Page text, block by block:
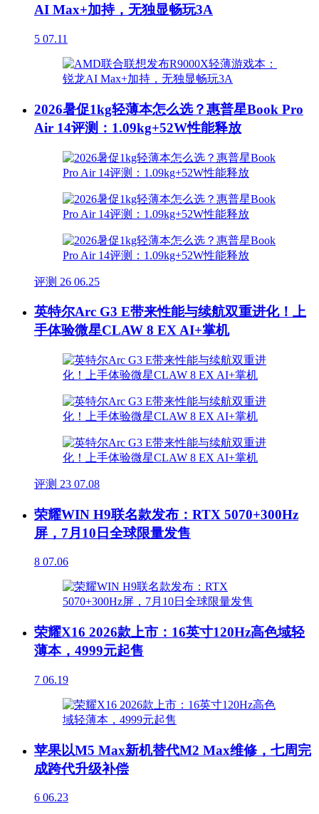
AI Max+加持，无独显畅玩3A
5 07.11
2026暑促1kg轻薄本怎么选？惠普星Book Pro
Air 14评测：1.09kg+52W性能释放
评测 26 06.25
英特尔Arc G3 E带来性能与续航双重进化！上
手体验微星CLAW 8 EX AI+掌机
评测 23 07.08
荣耀WIN H9联名款发布：RTX 5070+300Hz
屏，7月10日全球限量发售
8 07.06
荣耀X16 2026款上市：16英寸120Hz高色域轻
薄本，4999元起售
7 06.19
苹果以M5 Max新机替代M2 Max维修，七周完
成跨代升级补偿
6 06.23